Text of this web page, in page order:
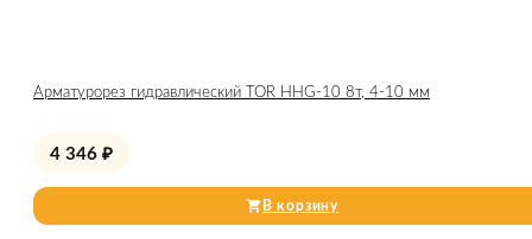
Арматурорез гидравлический TOR HHG-10 8т, 4-10 мм
4 346 ₽
В корзину